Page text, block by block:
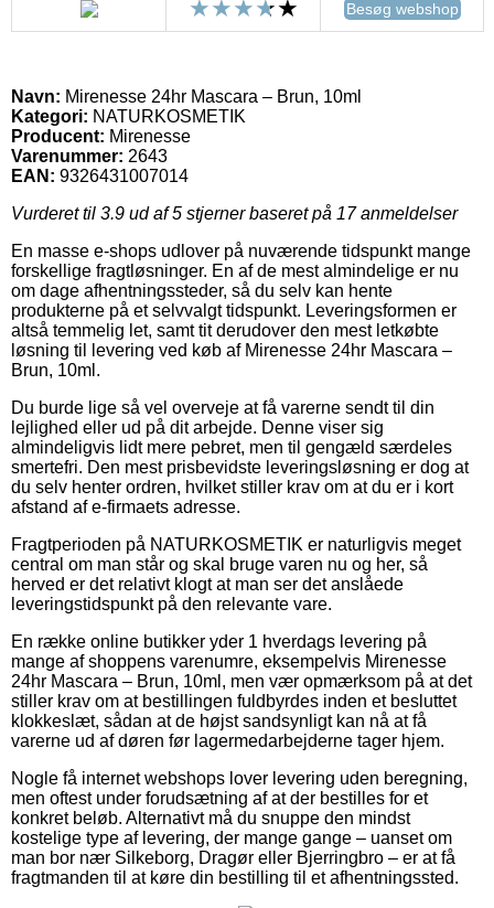
Besøg webshop
Navn: Mirenesse 24hr Mascara – Brun, 10ml
Kategori: NATURKOSMETIK
Producent: Mirenesse
Varenummer: 2643
EAN: 9326431007014
Vurderet til 3.9 ud af 5 stjerner baseret på 17anmeldelser
En masse e-shops udlover på nuværende tidspunkt mange
forskellige fragtløsninger. En af de mest almindelige er nu
om dage afhentningssteder, så du selv kan hente
produkterne på et selvvalgt tidspunkt. Leveringsformen er
altså temmelig let, samt tit derudover den mest letkøbte
løsning til levering ved køb af Mirenesse 24hr Mascara –
Brun, 10ml.
Du burde lige så vel overveje at få varerne sendt til din
lejlighed eller ud på dit arbejde. Denne viser sig
almindeligvis lidt mere pebret, men til gengæld særdeles
smertefri. Den mest prisbevidste leveringsløsning er dog at
du selv henter ordren, hvilket stiller krav om at du er i kort
afstand af e-firmaets adresse.
Fragtperioden på NATURKOSMETIK er naturligvis meget
central om man står og skal bruge varen nu og her, så
herved er det relativt klogt at man ser det anslåede
leveringstidspunkt på den relevante vare.
En række online butikker yder 1 hverdags levering på
mange af shoppens varenumre, eksempelvis Mirenesse
24hr Mascara – Brun, 10ml, men vær opmærksom på at det
stiller krav om at bestillingen fuldbyrdes inden et besluttet
klokkeslæt, sådan at de højst sandsynligt kan nå at få
varerne ud af døren før lagermedarbejderne tager hjem.
Nogle få internet webshops lover levering uden beregning,
men oftest under forudsætning af at der bestilles for et
konkret beløb. Alternativt må du snuppe den mindst
kostelige type af levering, der mange gange – uanset om
man bor nær Silkeborg, Dragør eller Bjerringbro – er at få
fragtmanden til at køre din bestilling til et afhentningssted.